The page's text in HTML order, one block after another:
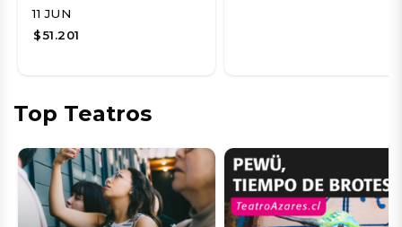
11 JUN
$51.201
Top Teatros